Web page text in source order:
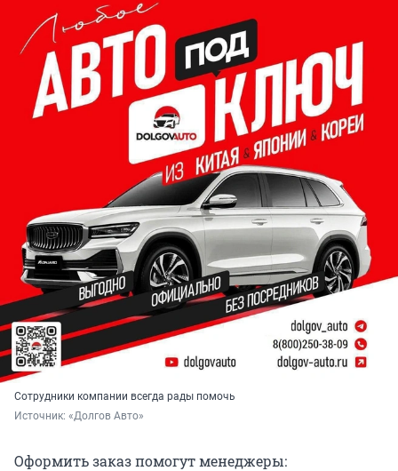
Сотрудники компании всегда рады помочь
Источник: «Долгов Авто»
Оформить заказ помогут менеджеры: